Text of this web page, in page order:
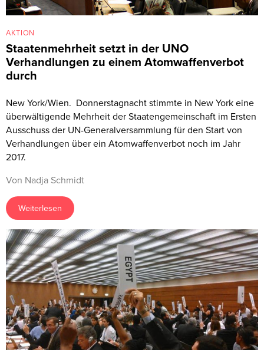
AKTION
Staatenmehrheit setzt in der UNO
Verhandlungen zu einem Atomwaffenverbot
durch
New York/Wien. Donnerstagnacht stimmte in New York eine
überwältigende Mehrheit der Staatengemeinschaft im Ersten
Ausschuss der UN-Generalversammlung für den Start von
Verhandlungen über ein Atomwaffenverbot noch im Jahr
2017.
Von Nadja Schmidt
Weiterlesen